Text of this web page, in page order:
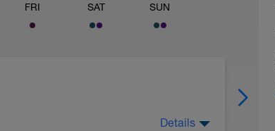
FRI SAT SUN
Details